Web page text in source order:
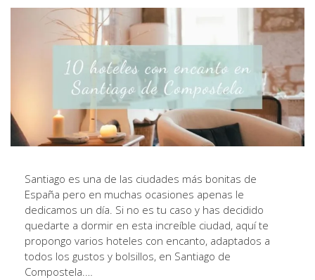
Santiago es una de las ciudades más bonitas de
España pero en muchas ocasiones apenas le
dedicamos un día. Si no es tu caso y has decidido
quedarte a dormir en esta increíble ciudad, aquí te
propongo varios hoteles con encanto, adaptados a
todos los gustos y bolsillos, en Santiago de
Compostela.…